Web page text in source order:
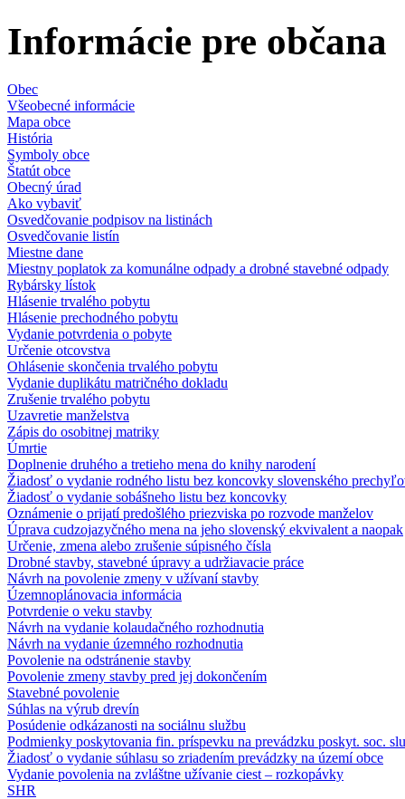
Informácie pre občana
Obec
Všeobecné informácie
Mapa obce
História
Symboly obce
Štatút obce
Obecný úrad
Ako vybaviť
Osvedčovanie podpisov na listinách
Osvedčovanie listín
Miestne dane
Miestny poplatok za komunálne odpady a drobné stavebné odpady
Rybársky lístok
Hlásenie trvalého pobytu
Hlásenie prechodného pobytu
Vydanie potvrdenia o pobyte
Určenie otcovstva
Ohlásenie skončenia trvalého pobytu
Vydanie duplikátu matričného dokladu
Zrušenie trvalého pobytu
Uzavretie manželstva
Zápis do osobitnej matriky
Úmrtie
Doplnenie druhého a tretieho mena do knihy narodení
Žiadosť o vydanie rodného listu bez koncovky slovenského
Žiadosť o vydanie sobášneho listu bez koncovky
Oznámenie o prijatí predošlého priezviska po rozvode manželov
Úprava cudzojazyčného mena na jeho slovenský ekvivalent a naopak
Určenie, zmena alebo zrušenie súpisného čísla
Drobné stavby, stavebné úpravy a udržiavacie práce
Návrh na povolenie zmeny v užívaní stavby
Územnoplánovacia informácia
Potvrdenie o veku stavby
Návrh na vydanie kolaudačného rozhodnutia
Návrh na vydanie územného rozhodnutia
Povolenie na odstránenie stavby
Povolenie zmeny stavby pred jej dokončením
Stavebné povolenie
Súhlas na výrub drevín
Posúdenie odkázanosti na sociálnu službu
Podmienky poskytovania fin. príspevku na prevádzku poskyt. soc.
Žiadosť o vydanie súhlasu so zriadením prevádzky na území obce
Vydanie povolenia na zvláštne užívanie ciest – rozkopávky
SHR